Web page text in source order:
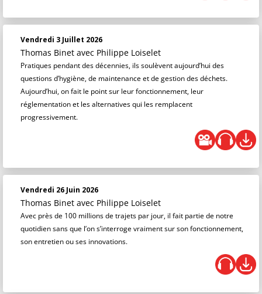
Vendredi 3 Juillet 2026
Thomas Binet avec Philippe Loiselet
Pratiques pendant des décennies, ils soulèvent aujourd’hui des
questions d’hygiène, de maintenance et de gestion des déchets.
Aujourd’hui, on fait le point sur leur fonctionnement, leur
réglementation et les alternatives qui les remplacent
progressivement.
Vendredi 26 Juin 2026
Thomas Binet avec Philippe Loiselet
Avec près de 100 millions de trajets par jour, il fait partie de notre
quotidien sans que l’on s’interroge vraiment sur son fonctionnement,
son entretien ou ses innovations.